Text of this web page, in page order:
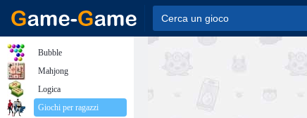
Bubble
Mahjong
Logica
Giochi per ragazzi